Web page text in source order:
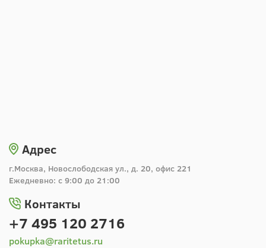
Адрес
г.Москва, Новослободская ул., д. 20, офис 221
Ежедневно: с 9:00 до 21:00
Контакты
+7 495 120 2716
pokupka@raritetus.ru